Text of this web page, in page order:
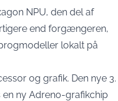
NPU, den del af
end forgængeren,
lokalt på
og grafik. Den nye 3.
ny Adreno-grafikchip